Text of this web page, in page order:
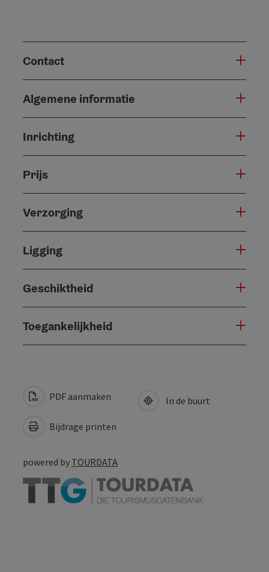
Contact
Algemene informatie
Inrichting
Prijs
Verzorging
Ligging
Geschiktheid
Toegankelijkheid
PDF aanmaken
Bijdrage printen
In de buurt
powered by TOURDATA